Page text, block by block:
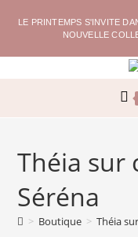
LE PRINTEMPS S'INVITE
NOUVELLE
Théia sur
Séréna
> Boutique > Théia